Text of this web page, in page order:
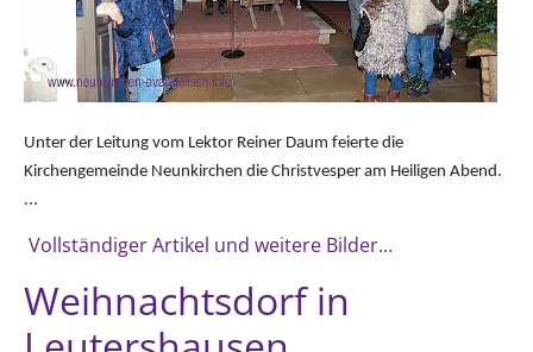
Unter der Leitung vom Lektor Reiner Daum feierte die
Kirchengemeinde Neunkirchen die Christvesper am Heiligen Abend.
...
Vollständiger Artikel und weitere Bilder...
Weihnachtsdorf in